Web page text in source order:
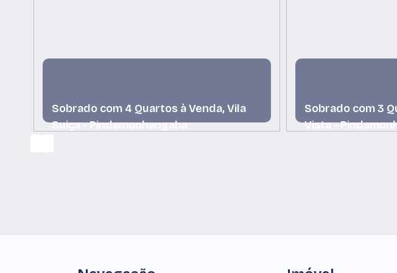
Sobrado com 4 Quartos à Venda, Vila
Suiça - Pindamonhangaba
Sobrado com 3
Vista -